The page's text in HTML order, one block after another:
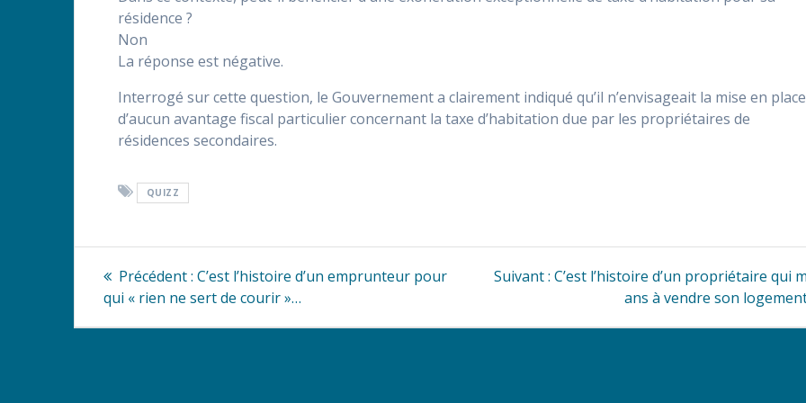
résidence ?
Non
La réponse est négative.
Interrogé sur cette question, le Gouvernement a clairement indiqué qu’il n’envisageait la mise en place
d’aucun avantage fiscal particulier concernant la taxe d’habitation due par les propriétaires de
résidences secondaires.
QUIZZ
Navigation
de
Précédent : Article
précédent
C’est l’histoire d’un emprunteur pour
qui « rien ne sert de courir »…
Suivant : Article
C’est l’histoire d’un propriétaire qui
ans à vendre son